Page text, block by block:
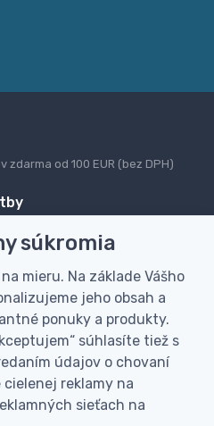
zdarma od 100 EUR (bez DPH)
darček
Vám pomôžeme vybrať
súkromia
mieru. Na základe Vášho
jeho obsah a
ponuky a produkty.
súhlasíte tiež s
údajov o chovaní
cielenej reklamy na
sieťach na